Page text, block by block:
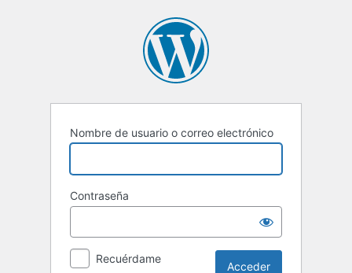
Nombre de usuario o correo electrónico
Contraseña
Recuérdame